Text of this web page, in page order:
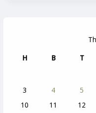
H
B T
3
4 5
10
11 12